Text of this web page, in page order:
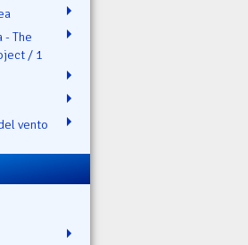
- The
/ 1
vento